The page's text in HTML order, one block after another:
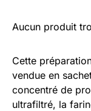
Aucun produit
Cette
vendue en
concentré de
ultrafiltré, la